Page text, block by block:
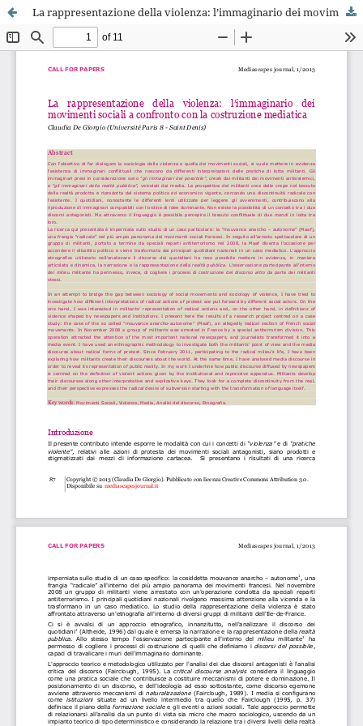
La rappresentazione della violenza: l’immaginario dei movimenti sociali a confronto con la costruzione mediatica